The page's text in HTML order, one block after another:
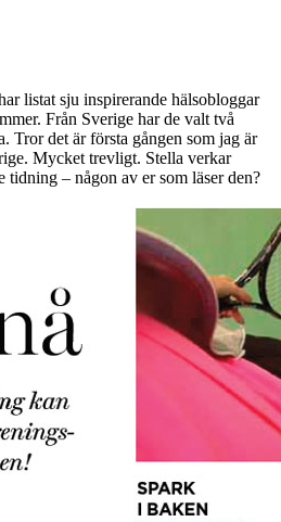
listat sju inspirerande hälsobloggar
Från Sverige har de valt två
Tror det är första gången som jag är
Mycket trevligt. Stella verkar
tidning – någon av er som läser den?